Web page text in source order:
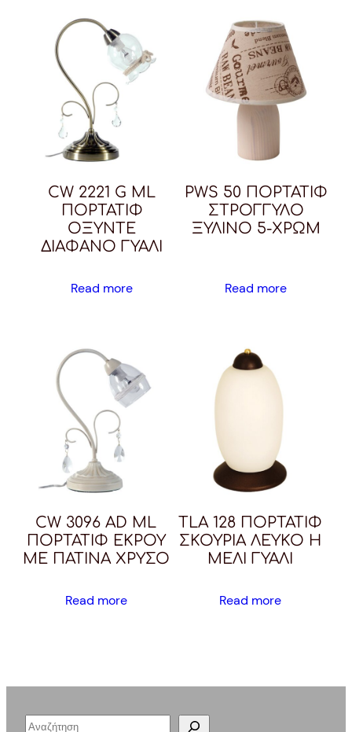
CW 2221 G ML
ΠΟΡΤΑΤΙΦ
ΟΞΥΝΤΕ
ΔΙΑΦΑΝΟ ΓΥΑΛΙ
Read more
PWS 50 ΠΟΡΤΑΤΙΦ
ΣΤΡΟΓΓΥΛΟ
ΞΥΛΙΝΟ 5-ΧΡΩΜ
Read more
CW 3096 AD ML
ΠΟΡΤΑΤΙΦ ΕΚΡΟΥ
ΜΕ ΠΑΤΙΝΑ ΧΡΥΣΟ
Read more
TLA 128 ΠΟΡΤΑΤΙΦ
ΣΚΟΥΡΙΑ ΛΕΥΚΟ Η
ΜΕΛΙ ΓΥΑΛΙ
Read more
S